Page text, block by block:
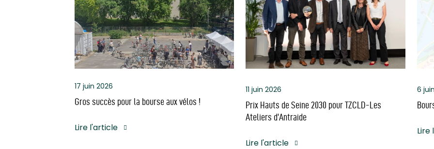
17 juin 2026
Gros succès pour la bourse aux vélos !
Lire l'article
11 juin 2026
Prix Hauts de Seine 2030 pour TZCLD-Les
Ateliers d’Antraide
Lire l'article
6
Lire